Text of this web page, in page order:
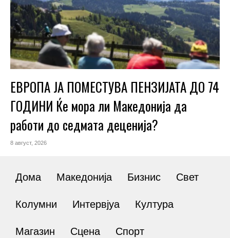
ЕВРОПА ЈА ПОМЕСТУВА ПЕНЗИЈАТА ДО 74
ГОДИНИ Ќе мора ли Македонија да
работи до седмата деценија?
8 август, 2026
Дома Македонија Бизнис Свет
Колумни Интервјуа Култура
Магазин Сцена Спорт